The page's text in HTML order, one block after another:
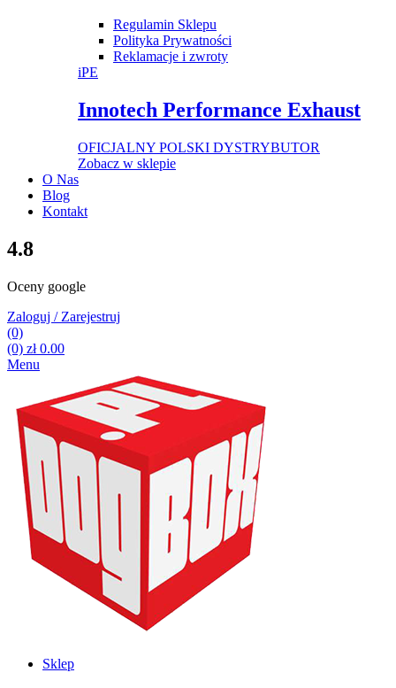
Regulamin Sklepu
Polityka Prywatności
Reklamacje i zwroty
iPE
Innotech Performance Exhaust
OFICJALNY POLSKI DYSTRYBUTOR
Zobacz w sklepie
O Nas
Blog
Kontakt
4.8
Oceny google
Zaloguj / Zarejestruj
(0)
(0) zł0.00
Menu
Sklep